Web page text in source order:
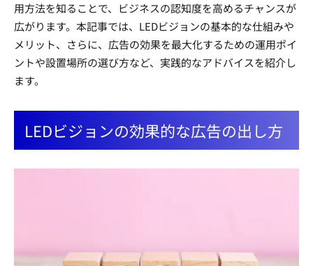
用方法を知ることで、ビジネスの認知度を高めるチャンスが
広がります。本記事では、LEDビジョンの基本的な仕組みや
メリット、さらに、広告の効果を最大化するための運用ポイ
ントや設置場所の選び方など、実践的なアドバイスを紹介し
ます。
LEDビジョンの効果的な広告の出し方